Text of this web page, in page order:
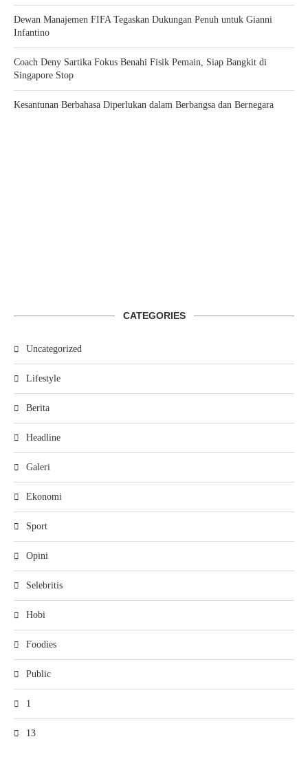
Dewan Manajemen FIFA Tegaskan Dukungan Penuh untuk Gianni
Infantino
Coach Deny Sartika Fokus Benahi Fisik Pemain, Siap Bangkit di
Singapore Stop
Kesantunan Berbahasa Diperlukan dalam Berbangsa dan Bernegara
CATEGORIES
Uncategorized
Lifestyle
Berita
Headline
Galeri
Ekonomi
Sport
Opini
Selebritis
Hobi
Foodies
Public
1
13